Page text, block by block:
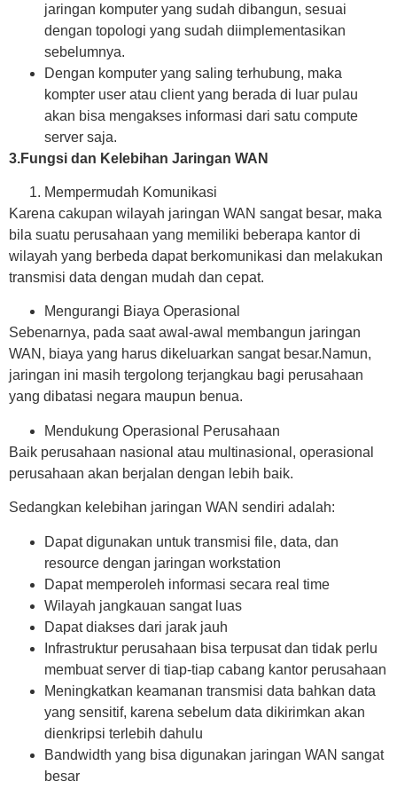
jaringan komputer yang sudah dibangun, sesuai
dengan topologi yang sudah diimplementasikan
sebelumnya.
Dengan komputer yang saling terhubung, maka
kompter user atau client yang berada di luar pulau
akan bisa mengakses informasi dari satu compute
server saja.
3.Fungsi dan Kelebihan Jaringan WAN
Mempermudah Komunikasi
Karena cakupan wilayah jaringan WAN sangat besar, maka
bila suatu perusahaan yang memiliki beberapa kantor di
wilayah yang berbeda dapat berkomunikasi dan melakukan
transmisi data dengan mudah dan cepat.
Mengurangi Biaya Operasional
Sebenarnya, pada saat awal-awal membangun jaringan
WAN, biaya yang harus dikeluarkan sangat besar.Namun,
jaringan ini masih tergolong terjangkau bagi perusahaan
yang dibatasi negara maupun benua.
Mendukung Operasional Perusahaan
Baik perusahaan nasional atau multinasional, operasional
perusahaan akan berjalan dengan lebih baik.
Sedangkan kelebihan jaringan WAN sendiri adalah:
Dapat digunakan untuk transmisi file, data, dan
resource dengan jaringan workstation
Dapat memperoleh informasi secara real time
Wilayah jangkauan sangat luas
Dapat diakses dari jarak jauh
Infrastruktur perusahaan bisa terpusat dan tidak perlu
membuat server di tiap-tiap cabang kantor perusahaan
Meningkatkan keamanan transmisi data bahkan data
yang sensitif, karena sebelum data dikirimkan akan
dienkripsi terlebih dahulu
Bandwidth yang bisa digunakan jaringan WAN sangat
besar